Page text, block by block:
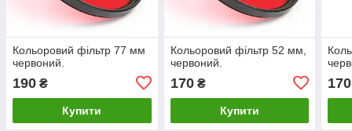
Кольоровий фільтр 77 мм
червоний.
190 ₴
Купити
Кольоровий фільтр 52 мм,
червоний.
170₴
Купити
170